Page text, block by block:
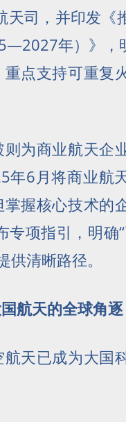
天司，并印发《
年）》，
点支持可重复
为商业航天企
年6月将商业航
握核心技术的
专项指引，明确
清晰路径。
航天的全球角逐
天已成为大国